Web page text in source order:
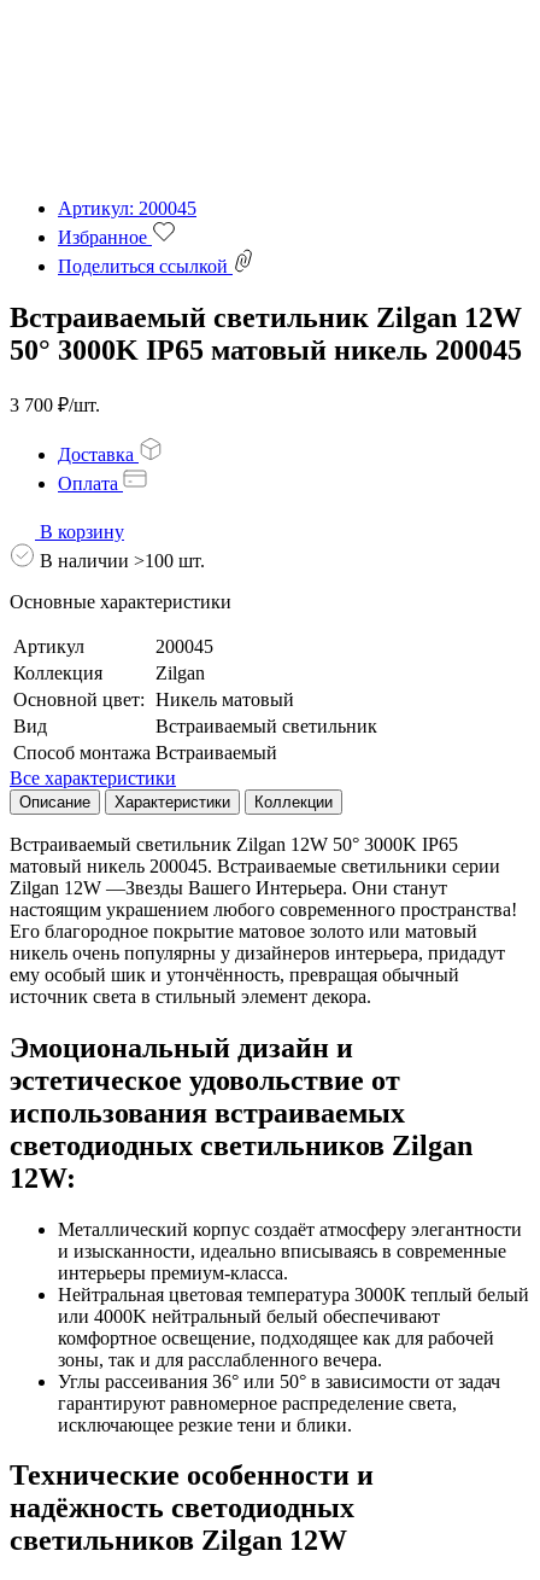
Артикул: 200045
Избранное
Поделиться ссылкой
Встраиваемый светильник Zilgan 12W
50° 3000K IP65 матовый никель 200045
3 700 ₽/шт.
Доставка
Оплата
В корзину
В наличии >100 шт.
Основные характеристики
Артикул
200045
Коллекция
Zilgan
Основной цвет: Никель матовый
Вид
Встраиваемый светильник
Способ монтажа Встраиваемый
Все характеристики
Описание Характеристики Коллекции
Встраиваемый светильник Zilgan 12W 50° 3000K IP65
матовый никель 200045. Встраиваемые светильники серии
Zilgan 12W —Звезды Вашего Интерьера. Они станут
настоящим украшением любого современного пространства!
Его благородное покрытие матовое золото или матовый
никель очень популярны у дизайнеров интерьера, придадут
ему особый шик и утончённость, превращая обычный
источник света в стильный элемент декора.
Эмоциональный дизайн и
эстетическое удовольствие от
использования встраиваемых
светодиодных светильников Zilgan
12W:
Металлический корпус создаёт атмосферу элегантности
и изысканности, идеально вписываясь в современные
интерьеры премиум-класса.
Нейтральная цветовая температура 3000К теплый белый
или 4000K нейтральный белый обеспечивают
комфортное освещение, подходящее как для рабочей
зоны, так и для расслабленного вечера.
Углы рассеивания 36° или 50° в зависимости от задач
гарантируют равномерное распределение света,
исключающее резкие тени и блики.
Технические особенности и
надёжность светодиодных
светильников Zilgan 12W